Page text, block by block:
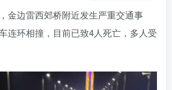
金边雷西郊桥附近发生严重交通事
连环相撞，目前已致4人死亡，多人受